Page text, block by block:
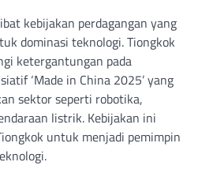
kebijakan perdagangan yang
dominasi teknologi. Tiongkok
ketergantungan pada
‘Made in China 2025’ yang
sektor seperti robotika,
listrik. Kebijakan ini
untuk menjadi pemimpin